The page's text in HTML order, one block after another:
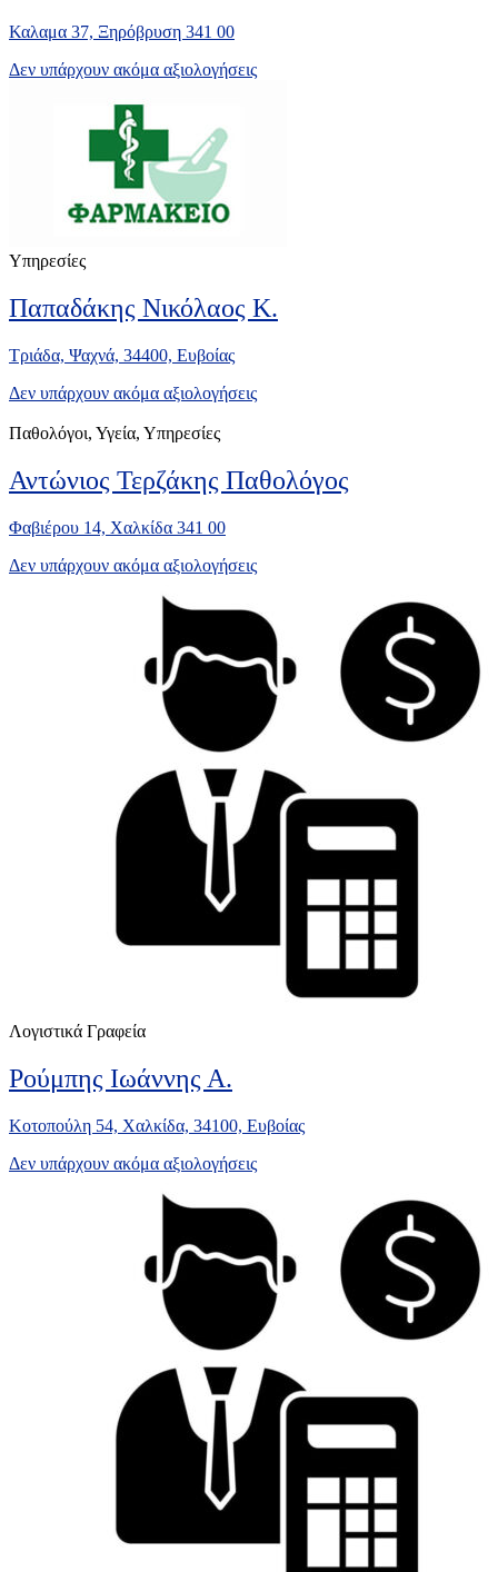
Καλαμα 37, Ξηρόβρυση 341 00
Δεν υπάρχουν ακόμα αξιολογήσεις
Υπηρεσίες
Παπαδάκης Νικόλαος Κ.
Τριάδα, Ψαχνά, 34400, Ευβοίας
Δεν υπάρχουν ακόμα αξιολογήσεις
Παθολόγοι, Υγεία, Υπηρεσίες
Αντώνιος Τερζάκης Παθολόγος
Φαβιέρου 14, Χαλκίδα 341 00
Δεν υπάρχουν ακόμα αξιολογήσεις
Λογιστικά Γραφεία
Ρούμπης Ιωάννης Α.
Κοτοπούλη 54, Χαλκίδα, 34100, Ευβοίας
Δεν υπάρχουν ακόμα αξιολογήσεις